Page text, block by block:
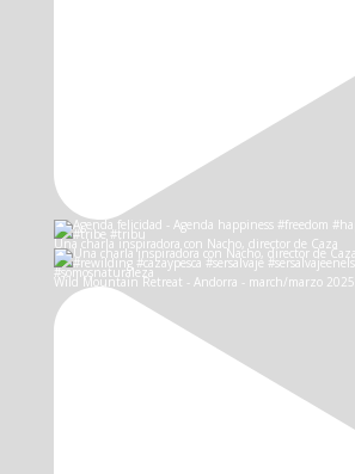
Una charla inspiradora con Nacho, director de Caza
Wild Mountain Retreat - Andorra - march/marzo 2025